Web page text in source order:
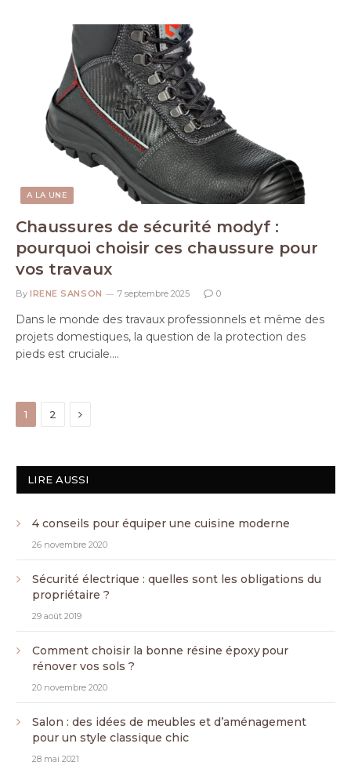
A LA UNE
Chaussures de sécurité modyf :
pourquoi choisir ces chaussure pour
vos travaux
By IRENE SANSON 7 septembre 2025 0
Dans le monde des travaux professionnels et même des
projets domestiques, la question de la protection des
pieds est cruciale.…
1 2 Next
LIRE AUSSI
4 conseils pour équiper une cuisine moderne
26 novembre 2020
Sécurité électrique : quelles sont les obligations du
propriétaire ?
29 août 2019
Comment choisir la bonne résine époxy pour
rénover vos sols ?
20 novembre 2020
Salon : des idées de meubles et d’aménagement
pour un style classique chic
28 mai 2021